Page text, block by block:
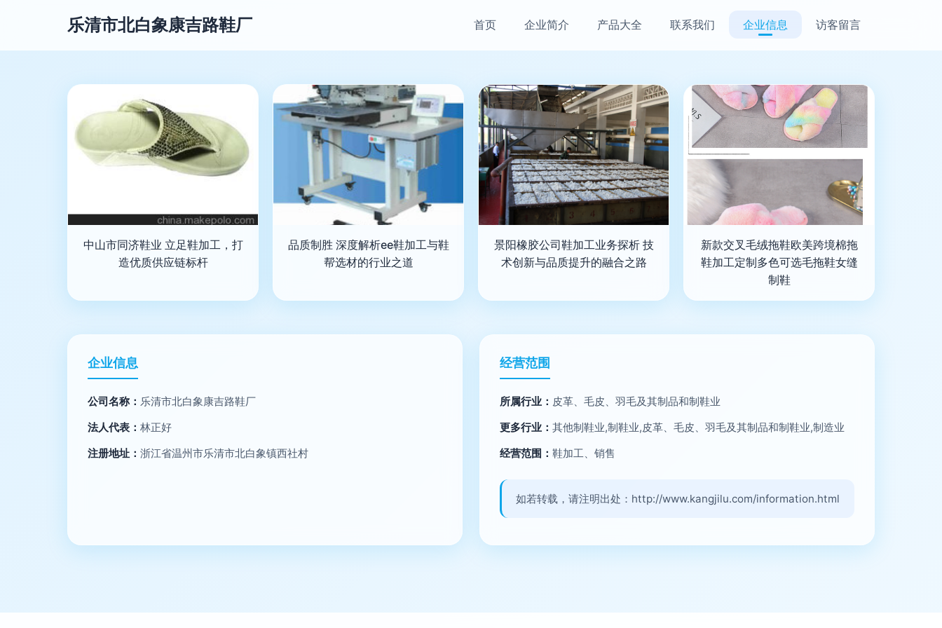
乐清市北白象康吉路鞋厂 首页 企业简介 产品大全 联系我们 企业信息 访客留言
中山市同济鞋业 立足鞋加工，打
造优质供应链标杆
品质制胜 深度解析ee鞋加工与鞋
帮选材的行业之道
景阳橡胶公司鞋加工业务探析 技
术创新与品质提升的融合之路
新款交叉毛绒拖鞋欧美跨境棉拖
鞋加工定制多色可选毛拖鞋女缝
制鞋
企业信息
公司名称： 乐清市北白象康吉路鞋厂
法人代表： 林正好
注册地址： 浙江省温州市乐清市北白象镇西社村
经营范围
所属行业： 皮革、毛皮、羽毛及其制品和制鞋业
更多行业： 其他制鞋业,制鞋业,皮革、毛皮、羽毛及其制品和制鞋业,制造业
经营范围： 鞋加工、销售
如若转载，请注明出处：http://www.kangjilu.com/information.html